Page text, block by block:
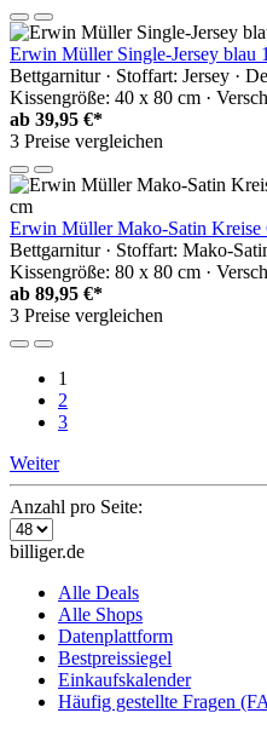
Erwin Müller Single-Jersey blau
Bettgarnitur · Stoffart: Jersey ·
Kissengröße: 40 x 80 cm ·
ab 39,95 €*
3 Preise vergleichen
Erwin Müller Mako-Satin Kreise
Bettgarnitur · Stoffart: Mako-
Kissengröße: 80 x 80 cm ·
ab 89,95 €*
3 Preise vergleichen
1
2
3
Weiter
Anzahl pro Seite:
billiger.de
Alle Deals
Alle Shops
Datenplattform
Bestpreissiegel
Einkaufskalender
Häufig gestellte Fragen